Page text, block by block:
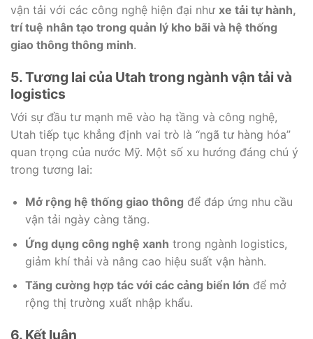
vận tải với các công nghệ hiện đại như xe tải tự hành,
trí tuệ nhân tạo trong quản lý kho bãi và hệ thống
giao thông thông minh.
5. Tương lai của Utah trong ngành vận tải và
logistics
Với sự đầu tư mạnh mẽ vào hạ tầng và công nghệ,
Utah tiếp tục khẳng định vai trò là “ngã tư hàng hóa”
quan trọng của nước Mỹ. Một số xu hướng đáng chú ý
trong tương lai:
Mở rộng hệ thống giao thông để đáp ứng nhu cầu
vận tải ngày càng tăng.
Ứng dụng công nghệ xanh trong ngành logistics,
giảm khí thải và nâng cao hiệu suất vận hành.
Tăng cường hợp tác với các cảng biển lớn để mở
rộng thị trường xuất nhập khẩu.
6. Kết luận